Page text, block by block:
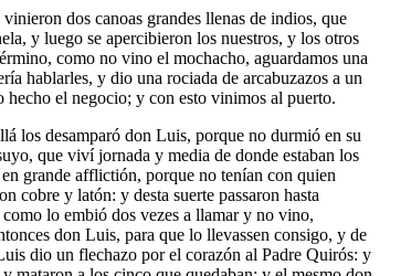
dos canoas grandes llenas de indios, que
y luego se apercibieron los nuestros, y los otros
como no vino el mochacho, aguardamos una
hablarles, y dio una rociada de arcabuzazos a un
hecho el negocio; y con esto vinimos al puerto.
los desamparó don Luis, porque no durmió en su
que viví jornada y media de donde estaban los
grande afflictión, porque no tenían con quien
cobre y latón: y desta suerte passaron hasta
lo embió dos vezes a llamar y no vino,
don Luis, para que lo llevassen consigo, y de
dio un flechazo por el corazón al Padre Quirós: y